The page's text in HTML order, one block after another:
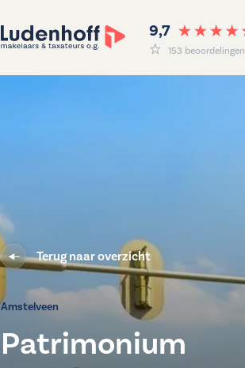
9,7
153 beoordelingen
Terug naar overzicht
Amstelveen
Patrimonium